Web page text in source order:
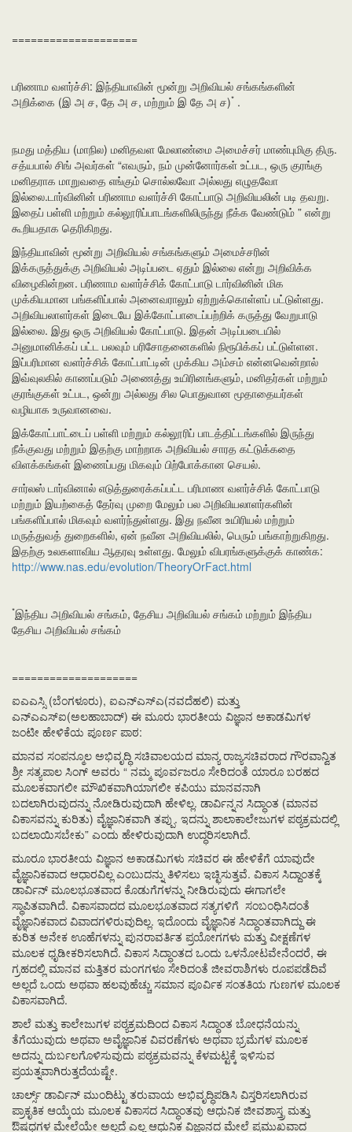
====================
பரிணாம வளர்ச்சி: இந்தியாவின் மூன்று அறிவியல் சங்கங்களின்
அறிக்கை (இ அ ச, தே அ ச, மற்றும் இ தே அ ச)* .
நமது மத்திய (மாநில) மனிதவள மேலாண்மை அமைச்சர் மாண்புமிகு திரு.
சத்யபால் சிங் அவர்கள் “எவரும், நம் முன்னோர்கள் உட்பட, ஒரு குரங்கு
மனிதராக மாறுவதை எங்கும் சொல்லவோ அல்லது எழுதவோ
இல்லை.டார்வினின் பரிணாம வளர்ச்சி கோட்பாடு அறிவியலின் படி தவறு.
இதைப் பள்ளி மற்றும் கல்லூரிப்பாடங்களிலிருந்து நீக்க வேண்டும் ” என்று
கூறியதாக தெரிகிறது.
இந்தியாவின் மூன்று அறிவியல் சங்கங்களும் அமைச்சரின்
இக்கருத்துக்கு அறிவியல் அடிப்படை ஏதும் இல்லை என்று அறிவிக்க
விழைகின்றன. பரிணாம வளர்ச்சிக் கோட்பாடு டார்வினின் மிக
முக்கியமான பங்களிப்பால் அனைவராலும் ஏற்றுக்கொள்ளப் பட்டுள்ளது.
அறிவியலாளர்கள் இடையே இக்கோட்பாடைப்பற்றிக் கருத்து வேறுபாடு
இல்லை. இது ஒரு அறிவியல் கோட்பாடு. இதன் அடிப்படையில்
அனுமானிக்கப் பட்ட பலவும் பரிசோதனைகளில் நிரூபிக்கப் பட்டுள்ளன.
இப்பரிமான வளர்ச்சிக் கோட்பாட்டின் முக்கிய அம்சம் என்னவென்றால்
இவ்வுலகில் காணப்படும் அணைத்து உயிரினங்களும், மனிதர்கள் மற்றும்
குரங்குகள் உட்பட, ஒன்று அல்லது சில பொதுவான மூதாதையர்கள்
வழியாக உருவானவை.
இக்கோட்பாட்டைப் பள்ளி மற்றும் கல்லூரிப் பாடத்திட்டங்களில் இருந்து
நீக்குவது மற்றும் இதற்கு மாற்றாக அறிவியல் சாரத கட்டுக்கதை
விளக்கங்கள் இணைப்பது மிகவும் பிற்போக்கான செயல்.
சார்லஸ் டார்வினால் எடுத்துரைக்கப்பட்ட பரிமாண வளர்ச்சிக் கோட்பாடு
மற்றும் இயற்கைத் தேர்வு முறை மேலும் பல அறிவியலாளர்களின்
பங்களிப்பால் மிகவும் வளர்ந்துள்ளது. இது நவீன உயிரியல் மற்றும்
மருத்துவத் துறைகளில், ஏன் நவீன அறிவியலில், பெரும் பங்காற்றுகிறது.
இதற்கு உலகளாவிய ஆதரவு உள்ளது. மேலும் விபரங்களுக்குக் காண்க:
http://www.nas.edu/evolution/TheoryOrFact.html
*இந்திய அறிவியல் சங்கம், தேசிய அறிவியல் சங்கம் மற்றும் இந்திய
தேசிய அறிவியல் சங்கம்
====================
ಐಎಎಸ್ಸಿ (ಬೆಂಗಳೂರು), ಐಎನ್‍ಎಸ್ಎ(ನವದೆಹಲಿ) ಮತ್ತು
ಎನ್‍ಎಎಸ್‍ಐ(ಅಲಹಾಬಾದ್) ಈ ಮೂರು ಭಾರತೀಯ ವಿಜ್ಞಾನ ಅಕಾಡಮಿಗಳ
ಜಂಟೀ ಹೇಳಿಕೆಯ ಪೂರ್ಣ ಪಾಠ:
ಮಾನವ ಸಂಪನ್ಮೂಲ ಅಭಿವೃದ್ಧಿ ಸಚಿವಾಲಯದ ಮಾನ್ಯ ರಾಜ್ಯಸಚಿವರಾದ ಗೌರವಾನ್ವಿತ
ಶ್ರೀ ಸತ್ಯಪಾಲ ಸಿಂಗ್ ಅವರು “ ನಮ್ಮ ಪೂರ್ವಜರೂ ಸೇರಿದಂತೆ ಯಾರೂ ಬರಹದ
ಮೂಲಕವಾಗಲೀ ಮೌಖಿಕವಾಗಿಯಾಗಲೀ ಕಪಿಯು ಮಾನವನಾಗಿ
ಬದಲಾಗಿರುವುದನ್ನು ನೋಡಿರುವುದಾಗಿ ಹೇಳಿಲ್ಲ. ಡಾರ್ವಿನ್ನನ ಸಿದ್ಧಾಂತ (ಮಾನವ
ವಿಕಾಸವನ್ನು ಕುರಿತು) ವೈಜ್ಞಾನಿಕವಾಗಿ ತಪ್ಪು. ಇದನ್ನು ಶಾಲಾಕಾಲೇಜುಗಳ ಪಠ್ಯಕ್ರಮದಲ್ಲಿ
ಬದಲಾಯಿಸಬೇಕು” ಎಂದು ಹೇಳಿರುವುದಾಗಿ ಉದ್ಧರಿಸಲಾಗಿದೆ.
ಮೂರೂ ಭಾರತೀಯ ವಿಜ್ಞಾನ ಅಕಾಡಮಿಗಳು ಸಚಿವರ ಈ ಹೇಳಿಕೆಗೆ ಯಾವುದೇ
ವೈಜ್ಞಾನಿಕವಾದ ಆಧಾರವಿಲ್ಲ ಎಂಬುದನ್ನು ತಿಳಿಸಲು ಇಚ್ಛಿಸುತ್ತವೆ. ವಿಕಾಸ ಸಿದ್ದಾಂತಕ್ಕೆ
ಡಾರ್ವಿನ್ ಮೂಲಭೂತವಾದ ಕೊಡುಗೆಗಳನ್ನು ನೀಡಿರುವುದು ಈಗಾಗಲೇ
ಸ್ಥಾಪಿತವಾಗಿದೆ. ವಿಕಾಸವಾದದ ಮೂಲಭೂತವಾದ ಸತ್ಯಗಳಿಗೆ ಸಂಬಂಧಿಸಿದಂತೆ
ವೈಜ್ಞಾನಿಕವಾದ ವಿವಾದಗಳಿರುವುದಿಲ್ಲ. ಇದೊಂದು ವೈಜ್ಞಾನಿಕ ಸಿದ್ಧಾಂತವಾಗಿದ್ದು ಈ
ಕುರಿತ ಅನೇಕ ಊಹೆಗಳನ್ನು ಪುನರಾವರ್ತಿತ ಪ್ರಯೋಗಗಳು ಮತ್ತು ವೀಕ್ಷಣೆಗಳ
ಮೂಲಕ ಧೃಡೀಕರಿಸಲಾಗಿದೆ. ವಿಕಾಸ ಸಿದ್ಧಾಂತದ ಒಂದು ಒಳನೋಟವೇನೆಂದರೆ, ಈ
ಗ್ರಹದಲ್ಲಿ ಮಾನವ ಮತ್ತಿತರ ಮಂಗಗಳೂ ಸೇರಿದಂತೆ ಜೀವರಾಶಿಗಳು ರೂಪಪಡೆದಿವೆ
ಅಲ್ಲದೆ ಒಂದು ಅಥವಾ ಹಲವುಹೆಚ್ಚು ಸಮಾನ ಪೂರ್ವಿಕ ಸಂತತಿಯ ಗುಣಗಳ ಮೂಲಕ
ವಿಕಾಸವಾಗಿದೆ.
ಶಾಲೆ ಮತ್ತು ಕಾಲೇಜುಗಳ ಪಠ್ಯಕ್ರಮದಿಂದ ವಿಕಾಸ ಸಿದ್ಧಾಂತ ಬೋಧನೆಯನ್ನು
ತೆಗೆಯುವುದು ಅಥವಾ ಅವೈಜ್ಞಾನಿಕ ವಿವರಣೆಗಳು ಅಥವಾ ಭ್ರಮೆಗಳ ಮೂಲಕ
ಅದನ್ನು ದುರ್ಬಲಗೊಳಿಸುವುದು ಪಠ್ಯಕ್ರಮವನ್ನು ಕೆಳಮಟ್ಟಕ್ಕೆ ಇಳಿಸುವ
ಪ್ರಯತ್ನವಾಗಿರುತ್ತದೆಯಷ್ಟೇ.
ಚಾರ್ಲ್ಸ್ ಡಾರ್ವಿನ್ ಮುಂದಿಟ್ಟು ತರುವಾಯ ಅಭಿವೃದ್ಧಿಪಡಿಸಿ ವಿಸ್ತರಿಸಲಾಗಿರುವ
ಪ್ರಾಕೃತಿಕ ಆಯ್ಕೆಯ ಮೂಲಕ ವಿಕಾಸದ ಸಿದ್ಧಾಂತವು ಆಧುನಿಕ ಜೀವಶಾಸ್ತ್ರ ಮತ್ತು
ಔಷಧಗಳ ಮೇಲೆಯೇ ಅಲ್ಲದೆ ಎಲ್ಲ ಆಧುನಿಕ ವಿಜ್ಞಾನದ ಮೇಲೆ ಪ್ರಮುಖವಾದ